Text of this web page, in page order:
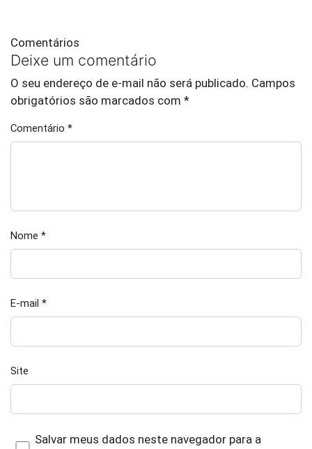
Comentários
Deixe um comentário
O seu endereço de e-mail não será publicado. Campos
obrigatórios são marcados com *
Comentário *
Nome *
E-mail *
Site
Salvar meus dados neste navegador para a